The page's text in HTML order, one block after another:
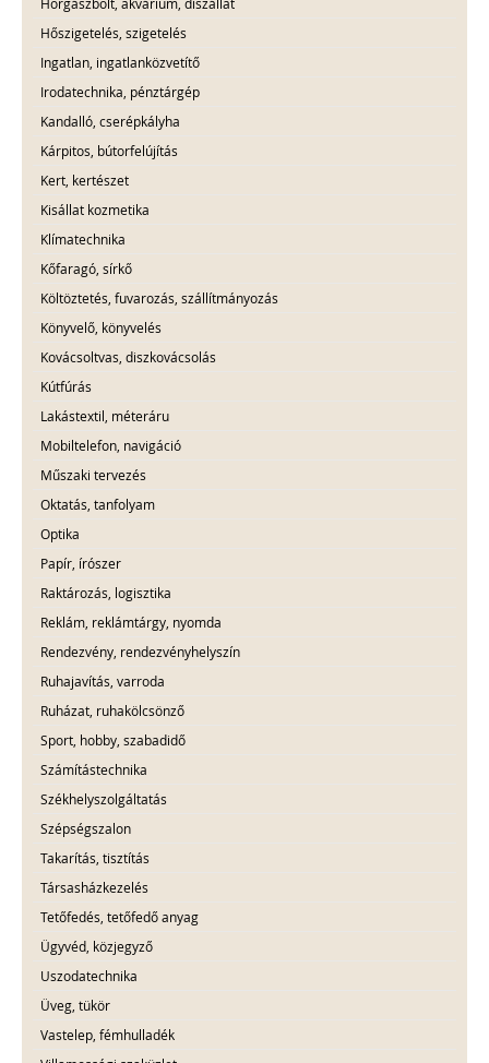
Hőszigetelés, szigetelés
Ingatlan, ingatlanközvetítő
Irodatechnika, pénztárgép
Kandalló, cserépkályha
Kárpitos, bútorfelújítás
Kert, kertészet
Kisállat kozmetika
Klímatechnika
Kőfaragó, sírkő
Költöztetés, fuvarozás, szállítmányozás
Könyvelő, könyvelés
Kovácsoltvas, diszkovácsolás
Kútfúrás
Lakástextil, méteráru
Mobiltelefon, navigáció
Műszaki tervezés
Oktatás, tanfolyam
Optika
Papír, írószer
Raktározás, logisztika
Reklám, reklámtárgy, nyomda
Rendezvény, rendezvényhelyszín
Ruhajavítás, varroda
Ruházat, ruhakölcsönző
Sport, hobby, szabadidő
Számítástechnika
Székhelyszolgáltatás
Szépségszalon
Takarítás, tisztítás
Társasházkezelés
Tetőfedés, tetőfedő anyag
Ügyvéd, közjegyző
Uszodatechnika
Üveg, tükör
Vastelep, fémhulladék